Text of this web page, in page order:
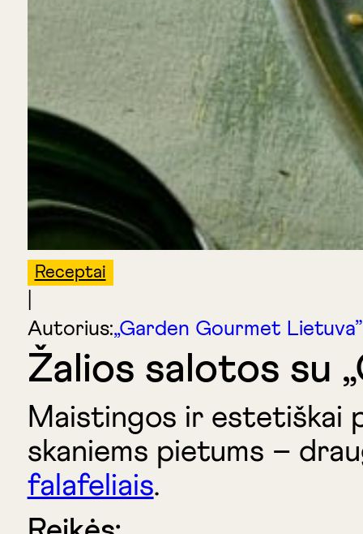
Receptai
Autorius:„Garden Gourmet Lietuva”
Žalios salotos su
Maistingos ir estetiškai
skaniems pietums –
falafeliais.